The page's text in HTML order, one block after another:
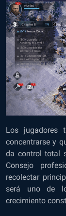
Los jugadores
concentrarse y
da control total
Consejo
recolectar
será uno de
crecimiento